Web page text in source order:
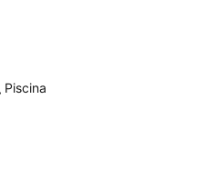
Piscina